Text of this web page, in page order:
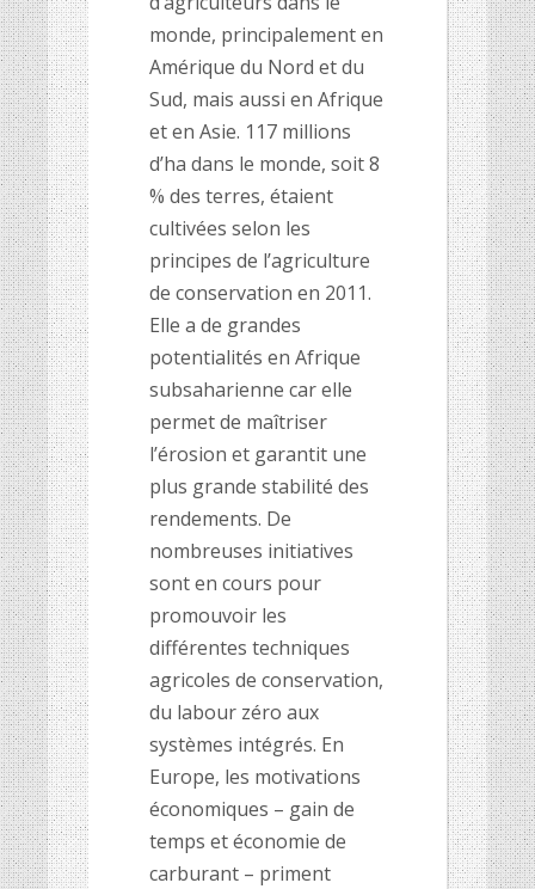
monde, principalement en
Amérique du Nord et du
Sud, mais aussi en Afrique
et en Asie. 117 millions
d’ha dans le monde, soit 8
% des terres, étaient
cultivées selon les
principes de l’agriculture
de conservation en 2011.
Elle a de grandes
potentialités en Afrique
subsaharienne car elle
permet de maîtriser
l’érosion et garantit une
plus grande stabilité des
rendements. De
nombreuses initiatives
sont en cours pour
promouvoir les
différentes techniques
agricoles de conservation,
du labour zéro aux
systèmes intégrés. En
Europe, les motivations
économiques – gain de
temps et économie de
carburant – priment